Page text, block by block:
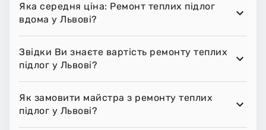
Яка середня ціна: Ремонт теплих підлог
вдома у Львові?
Звідки Ви знаєте вартість ремонту теплих
підлог у Львові?
Як замовити майстра з ремонту теплих
підлог у Львові?